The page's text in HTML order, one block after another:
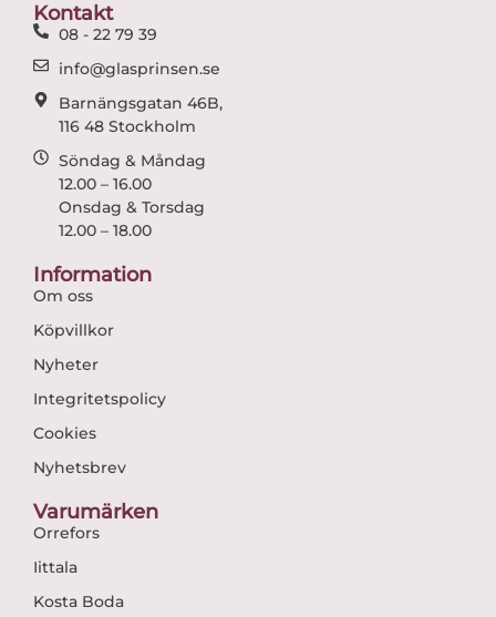
Kontakt
08 - 22 79 39
info@glasprinsen.se
Barnängsgatan 46B,
116 48 Stockholm
Söndag & Måndag
12.00 – 16.00
Onsdag & Torsdag
12.00 – 18.00
Information
Om oss
Köpvillkor
Nyheter
Integritetspolicy
Cookies
Nyhetsbrev
Varumärken
Orrefors
Iittala
Kosta Boda